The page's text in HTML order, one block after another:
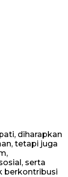
diharapkan
tetapi juga
serta
berkontribusi